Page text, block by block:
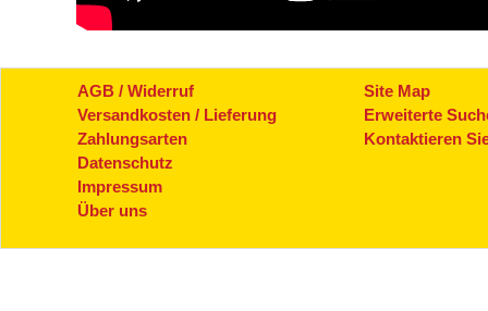
AGB / Widerruf
Versandkosten / Lieferung
Zahlungsarten
Datenschutz
Impressum
Über uns
Site Map
Erweiterte
Kontaktieren